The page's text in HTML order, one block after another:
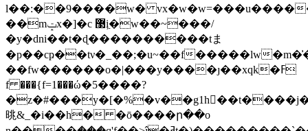
l��:��9����w� vx�w�w=���u����
��mݓx�]�c ޳i͖�w��~���/
�y�dni��t�ɖ����������tま
�p��cҏ��tν�_��;�u~��f�����lw
��fw������o�|���y����ȷ��xqk�ߓ
f ���{f=1���ώ�5����?
晀&_�i��h� �ō����ր��o